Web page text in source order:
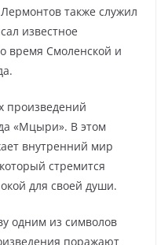
также служил
известное
время Смоленской и
произведений
«Мцыри». В этом
внутренний мир
стремится
для своей души.
одним из символов
поражают